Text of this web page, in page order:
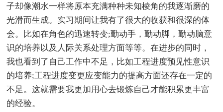
子却像潮水一样将原本充满种种未知棱角的我逐渐磨的
光滑而生成。实习期间让我有了很大的收获和很深的体
会。比如在角色的迅速转变;勤动手，勤动脚，勤动脑意
识的培养以及人际关系处理方面等等。在进步的同时，
我也看到了自己工作中不足，比如工程进度预见性意识
的培养;工程进度变更应变能力的提高方面还存在一定的
不足。这就需要我更加用心去锻炼自己才能积累更丰富
的经验。